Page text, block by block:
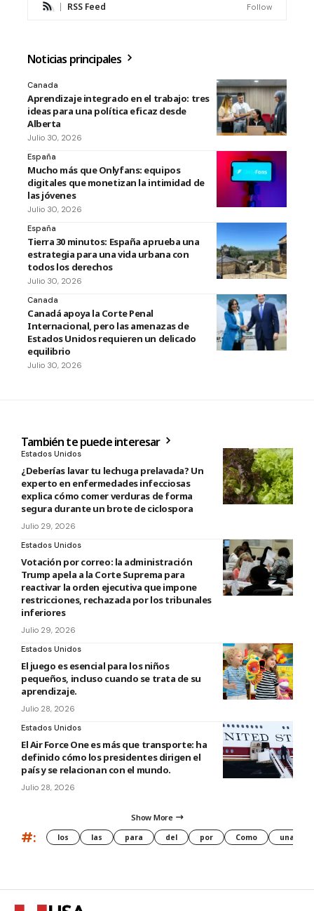
RSS Feed Follow
Noticias principales
Canada
Aprendizaje integrado en el trabajo: tres
ideas para una política eficaz desde
Alberta
Julio 30, 2026
España
Mucho más que Onlyfans: equipos
digitales que monetizan la intimidad de
las jóvenes
Julio 30, 2026
España
Tierra 30 minutos: España aprueba una
estrategia para una vida urbana con
todos los derechos
Julio 30, 2026
Canada
Canadá apoya la Corte Penal
Internacional, pero las amenazas de
Estados Unidos requieren un delicado
equilibrio
Julio 30, 2026
También te puede interesar
Estados Unidos
¿Deberías lavar tu lechuga prelavada? Un
experto en enfermedades infecciosas
explica cómo comer verduras de forma
segura durante un brote de ciclospora
Julio 29, 2026
Estados Unidos
Votación por correo: la administración
Trump apela a la Corte Suprema para
reactivar la orden ejecutiva que impone
restricciones, rechazada por los tribunales
inferiores
Julio 29, 2026
Estados Unidos
El juego es esencial para los niños
pequeños, incluso cuando se trata de su
aprendizaje.
Julio 28, 2026
Estados Unidos
El Air Force One es más que transporte: ha
definido cómo los presidentes dirigen el
país y se relacionan con el mundo.
Julio 28, 2026
Show More
#: los las para del por Como una